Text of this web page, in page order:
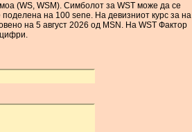
(WS, WSM). Симболот за WST може да се
на 100 sene. На девизниот курс за на
на 5 август 2026 од MSN. На WST Фактор
цифри.